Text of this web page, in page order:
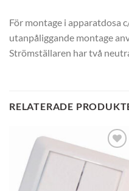
För montage i apparatdosa
utanpåliggande montage
Strömställaren har två
RELATERADE